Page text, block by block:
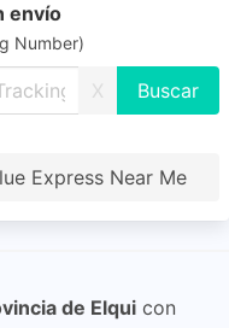
envío
Number)
X
Express Near Me
de Elqui con